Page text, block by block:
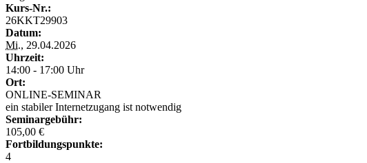
Kurs-Nr.:
26KKT29903
Datum:
Mi., 29.04.2026
Uhrzeit:
14:00 - 17:00 Uhr
Ort:
ONLINE-SEMINAR
ein stabiler Internetzugang ist notwendig
Seminargebühr:
105,00 €
Fortbildungspunkte:
4